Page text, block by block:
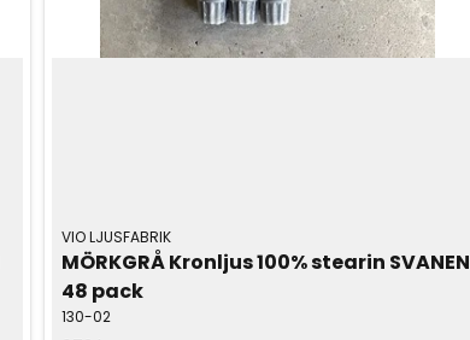
VIO LJUSFABRIK
MÖRKGRÅ Kronljus 100% stearin SVANEN
48 pack
130-02